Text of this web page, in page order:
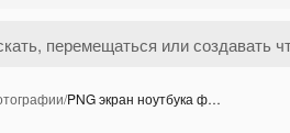
/PNG экран ноутбука ф…